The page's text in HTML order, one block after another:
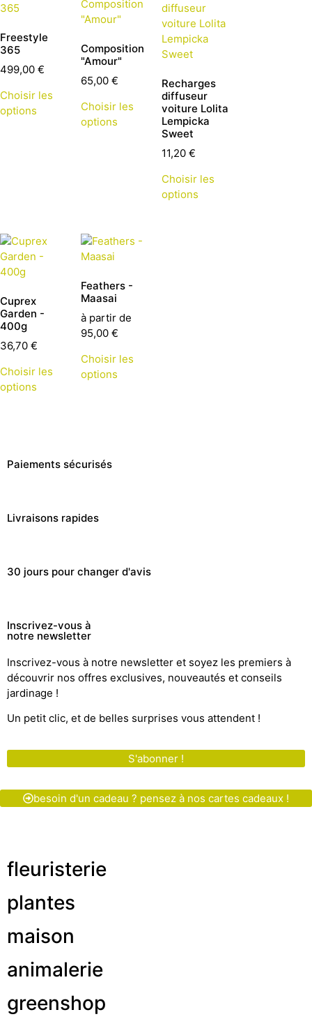
Freestyle
365
499,00 €
Choisir les
options
Composition
"Amour"
65,00 €
Choisir les
options
Recharges
diffuseur
voiture Lolita
Lempicka
Sweet
11,20 €
Choisir les
options
Cuprex
Garden -
400g
36,70 €
Choisir les
options
Feathers -
Maasai
à partir de
95,00 €
Choisir les
options
Paiements sécurisés
Livraisons rapides
30 jours pour changer d'avis
Inscrivez-vous à
notre newsletter
Inscrivez-vous à notre newsletter et soyez les premiers à
découvrir nos offres exclusives, nouveautés et conseils
jardinage !
Un petit clic, et de belles surprises vous attendent !
S'abonner !
besoin d'un cadeau ? pensez à nos cartes cadeaux !
fleuristerie
plantes
maison
animalerie
greenshop